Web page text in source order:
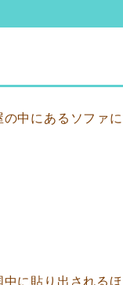
中にあるソファに
に貼り出されるほ